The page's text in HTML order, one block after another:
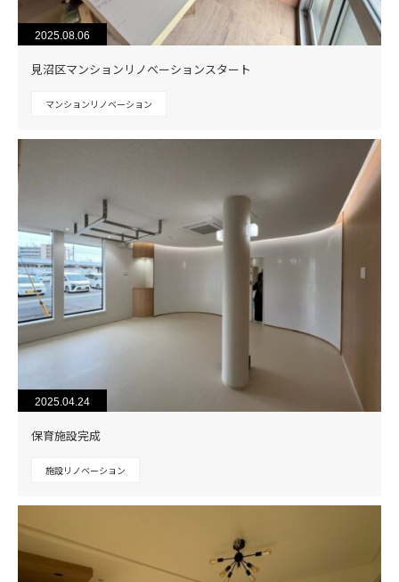
2025.08.06
見沼区マンションリノベーションスタート
マンションリノベーション
2025.04.24
保育施設完成
施設リノベーション